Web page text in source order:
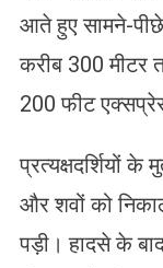
आते हुए सामने-पीछे
करीब 300 मीटर
200 फीट
प्रत्यक्षदर्शियों
और शवों को
पड़ी। हादसे के